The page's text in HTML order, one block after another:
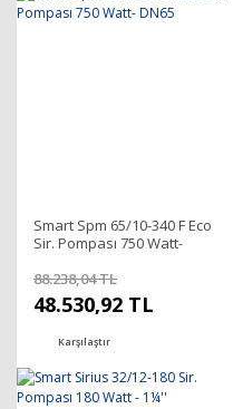
Smart Spm 65/10-340 F Eco
Sir. Pompası 750 Watt-
88.238,04 TL
48.530,92 TL
Karşılaştır